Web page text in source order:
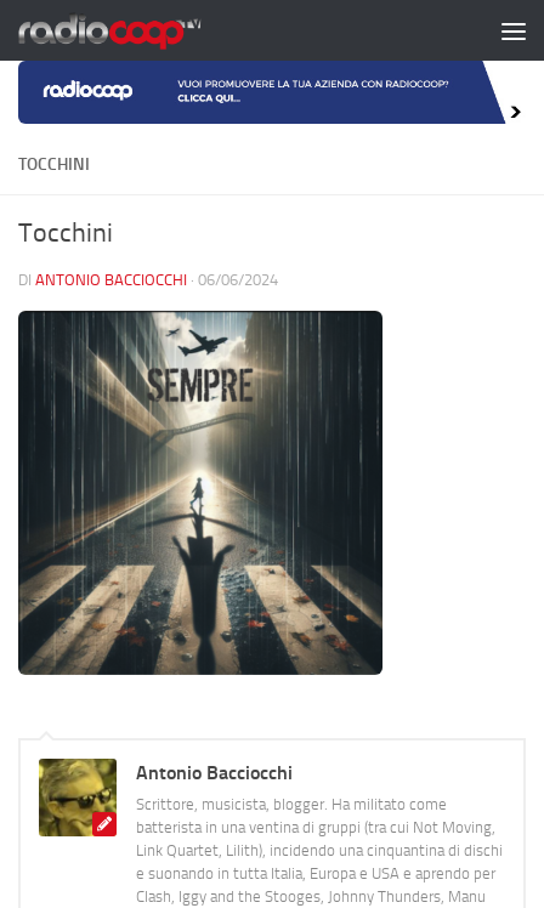
Salta al contenuto
TOCCHINI
Tocchini
DI ANTONIO BACCIOCCHI · 06/06/2024
Antonio Bacciocchi
Scrittore, musicista, blogger. Ha militato come
batterista in una ventina di gruppi (tra cui Not Moving,
Link Quartet, Lilith), incidendo una cinquantina di dischi
e suonando in tutta Italia, Europa e USA e aprendo per
Clash, Iggy and the Stooges, Johnny Thunders, Manu